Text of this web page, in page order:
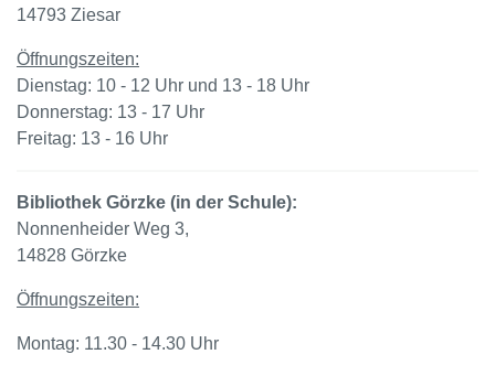
14793 Ziesar
Öffnungszeiten:
Dienstag: 10 - 12 Uhr und 13 - 18 Uhr
Donnerstag: 13 - 17 Uhr
Freitag: 13 - 16 Uhr
Bibliothek Görzke (in der Schule):
Nonnenheider Weg 3,
14828 Görzke
Öffnungszeiten:
Montag: 11.30 - 14.30 Uhr